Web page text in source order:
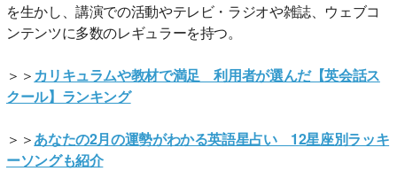
を生かし、講演での活動やテレビ・ラジオや雑誌、ウェブコ
ンテンツに多数のレギュラーを持つ。
＞＞ カリキュラムや教材で満足 利用者が選んだ【英会話ス
クール】ランキング
＞＞あなたの2月の運勢がわかる英語星占い 12星座別ラッキ
ーソングも紹介